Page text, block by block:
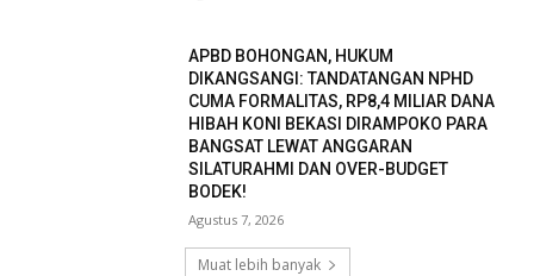
APBD BOHONGAN, HUKUM
DIKANGSANGI: TANDATANGAN NPHD
CUMA FORMALITAS, RP8,4 MILIAR DANA
HIBAH KONI BEKASI DIRAMPOKO PARA
BANGSAT LEWAT ANGGARAN
SILATURAHMI DAN OVER-BUDGET
BODEK!
Agustus 7, 2026
Muat lebih banyak